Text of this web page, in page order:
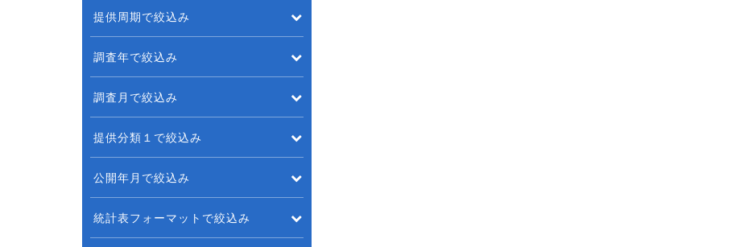
提供周期で絞込み
調査年で絞込み
調査月で絞込み
提供分類１で絞込み
公開年月で絞込み
統計表フォーマットで絞込み